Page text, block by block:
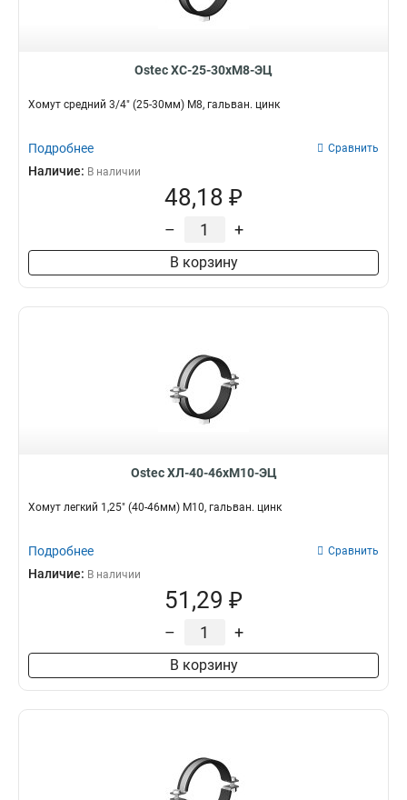
Ostec ХС-25-30хМ8-ЭЦ
Хомут средний 3/4" (25-30мм) М8, гальван. цинк
Подробнее Сравнить
Наличие: В наличии
48,18 ₽
– +
В корзину
Ostec ХЛ-40-46хМ10-ЭЦ
Хомут легкий 1,25" (40-46мм) М10, гальван. цинк
Подробнее Сравнить
Наличие: В наличии
51,29 ₽
– +
В корзину